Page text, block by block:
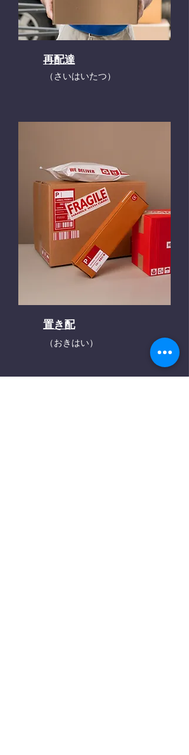
再配達
​（さいはいたつ）
置き配
（おきはい）